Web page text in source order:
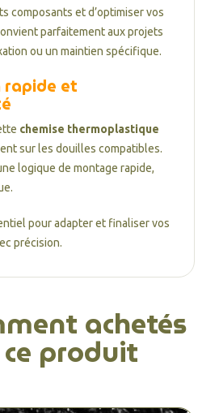
composants et d’optimiser vos
parfaitement aux projets
ou un maintien spécifique.
et
chemise thermoplastique
sur les douilles compatibles.
logique de montage rapide,
pour adapter et finaliser vos
précision.
achetés
produit